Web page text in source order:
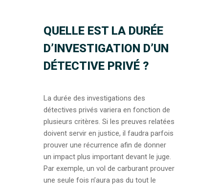
QUELLE EST LA DURÉE
D’INVESTIGATION D’UN
DÉTECTIVE PRIVÉ ?
La durée des investigations des
détectives privés variera en fonction de
plusieurs critères. Si les preuves relatées
doivent servir en justice, il faudra parfois
prouver une récurrence afin de donner
un impact plus important devant le juge.
Par exemple, un vol de carburant prouver
une seule fois n’aura pas du tout le